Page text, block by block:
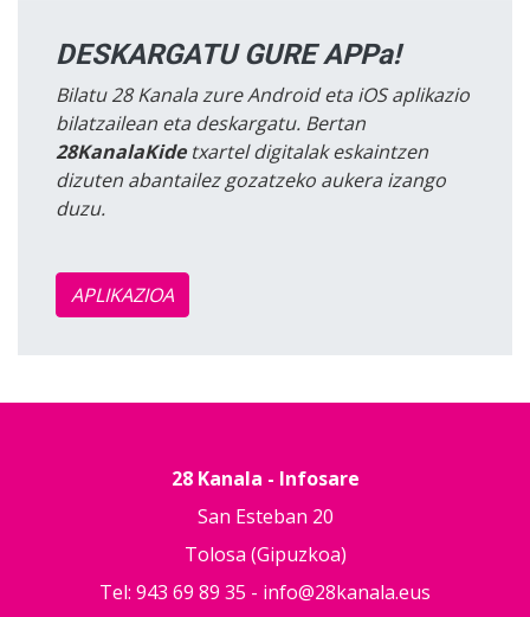
DESKARGATU GURE APPa!
Bilatu 28 Kanala zure Android eta iOS aplikazio
bilatzailean eta deskargatu. Bertan
28KanalaKidetxartel digitalak eskaintzen
dizuten abantailez gozatzeko aukera izango
duzu.
APLIKAZIOA
28 Kanala - Infosare
San Esteban 20
Tolosa (Gipuzkoa)
Tel: 943 69 89 35 - info@28kanala.eus